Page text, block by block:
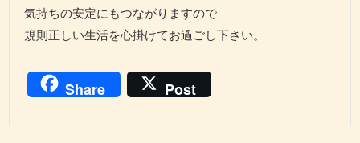
気持ちの安定にもつながりますので
規則正しい生活を心掛けてお過ごし下さい。
Share Post